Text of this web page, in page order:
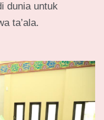
dunia untuk
ta’ala.